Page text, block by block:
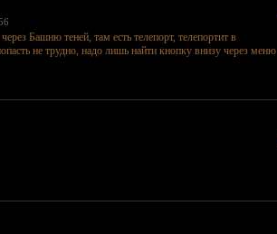
Башню теней, там есть телепорт, телепортит в
не трудно, надо лишь найти кнопку внизу через меню